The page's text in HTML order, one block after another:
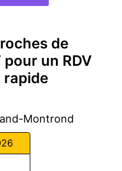
de
pour un RDV
rapide
Montrond